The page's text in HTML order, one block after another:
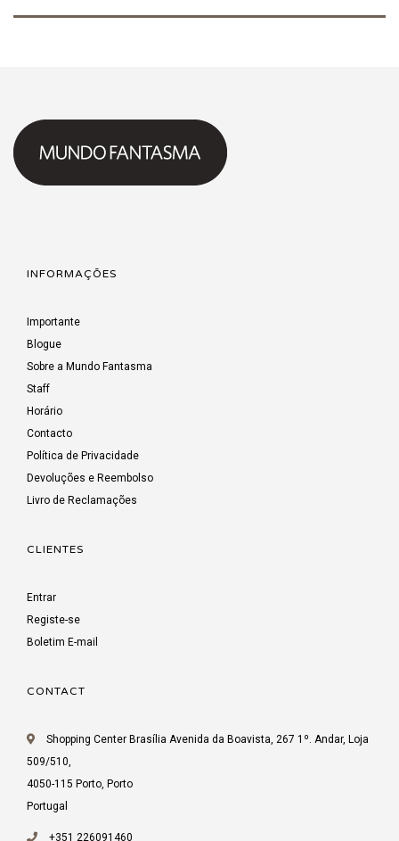
INFORMAÇÕES
Importante
Blogue
Sobre a Mundo Fantasma
Staff
Horário
Contacto
Política de Privacidade
Devoluções e Reembolso
Livro de Reclamações
CLIENTES
Entrar
Registe-se
Boletim E-mail
CONTACT
Shopping Center Brasília Avenida da Boavista, 267 1º. Andar, Loja
509/510,
4050-115 Porto, Porto
Portugal
+351 226091460